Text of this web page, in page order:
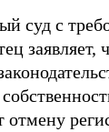
суд с
заявляет,